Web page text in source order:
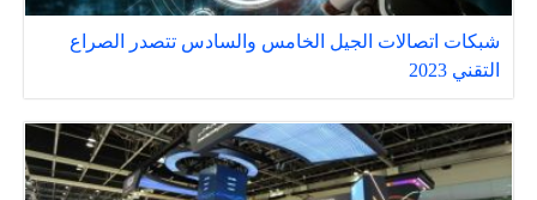
شبكات اتصالات الجيل الخامس والسادس تتصدر الصراع
التقني 2023